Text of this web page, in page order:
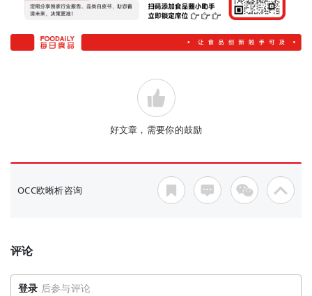
好文章，需要你的鼓励
OCC欧晰析咨询
评论
登录 后参与评论